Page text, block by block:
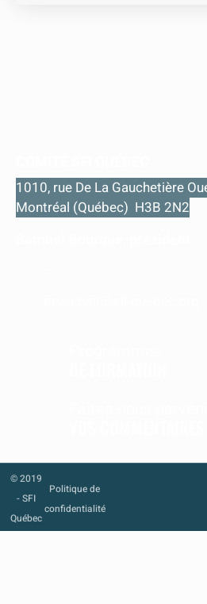
1010, rue De La Gauchetière
Montréal (Québec) H3B 2N2
© 2019
- SFI
Québec
Politique de
confidentialité